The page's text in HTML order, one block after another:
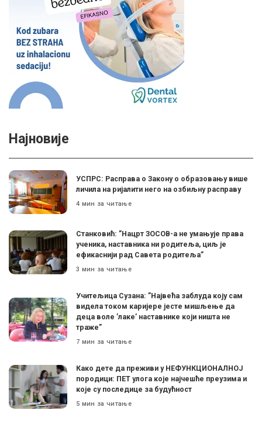
Најновије
УСПРС: Расправа о Закону о образовању више
личила на ријалити него на озбиљну расправу
4 мин за читање
Станковић: ”Нацрт ЗОСОВ-а не умањује права
ученика, наставника ни родитеља, циљ је
ефикаснији рад Савета родитеља”
3 мин за читање
Учитељица Сузана: ”Највећа заблуда коју сам
видела током каријере јесте мишљење да
деца воле ’лаке’ наставнике који ништа не
траже”
7 мин за читање
Како дете да преживи у НЕФУНКЦИОНАЛНОЈ
породици: ПЕТ улога које најчешће преузима и
које су последице за будућност
5 мин за читање